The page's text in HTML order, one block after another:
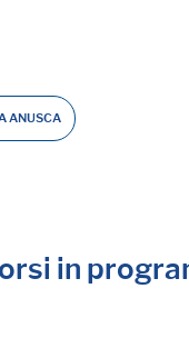
ANUSCA
in